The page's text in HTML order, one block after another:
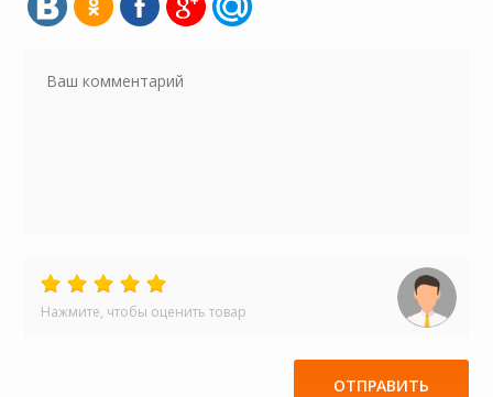
Нажмите, чтобы оценить товар
ОТПРАВИТЬ